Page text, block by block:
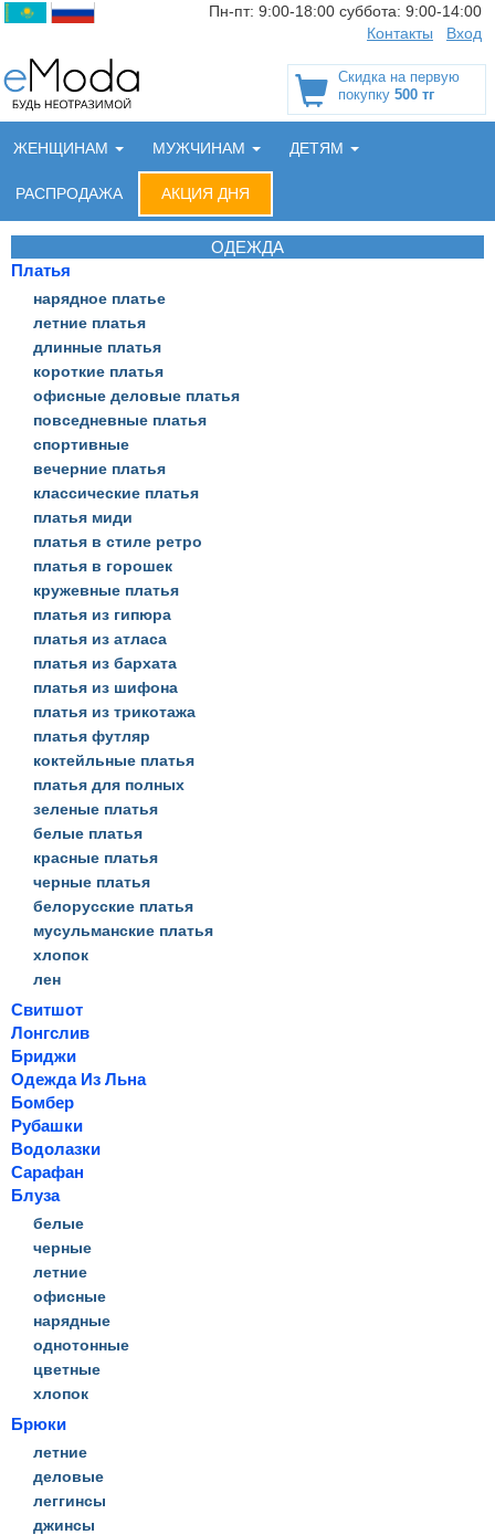
Пн-пт: 9:00-18:00 суббота: 9:00-14:00
Контакты
Вход
Скидка на первую
покупку 500 тг
ЖЕНЩИНАМ МУЖЧИНАМ ДЕТЯМ
РАСПРОДАЖА АКЦИЯ ДНЯ
ОДЕЖДА
Платья
нарядное платье
летние платья
длинные платья
короткие платья
офисные деловые платья
повседневные платья
спортивные
вечерние платья
классические платья
платья миди
платья в стиле ретро
платья в горошек
кружевные платья
платья из гипюра
платья из атласа
платья из бархата
платья из шифона
платья из трикотажа
платья футляр
коктейльные платья
платья для полных
зеленые платья
белые платья
красные платья
черные платья
белорусские платья
мусульманские платья
хлопок
лен
Свитшот
Лонгслив
Бриджи
Одежда Из Льна
Бомбер
Рубашки
Водолазки
Сарафан
Блуза
белые
черные
летние
офисные
нарядные
однотонные
цветные
хлопок
Брюки
летние
деловые
леггинсы
джинсы